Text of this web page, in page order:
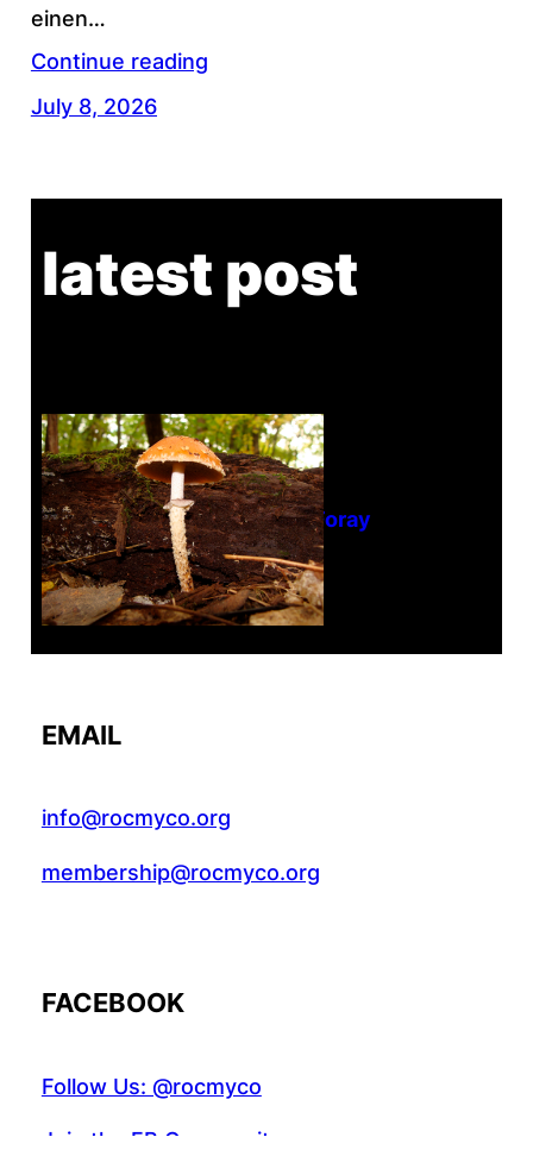
einen…
Continue reading
July 8, 2026
latest post
Tanghe Annual Foray
EMAIL
info@rocmyco.org
membership@rocmyco.org
FACEBOOK
Follow Us: @rocmyco
Join the FB Community